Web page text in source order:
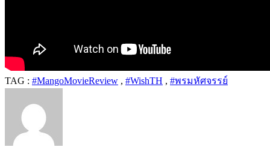
TAG : #MangoMovieReview , #WishTH , #พรมหัศจรรย์